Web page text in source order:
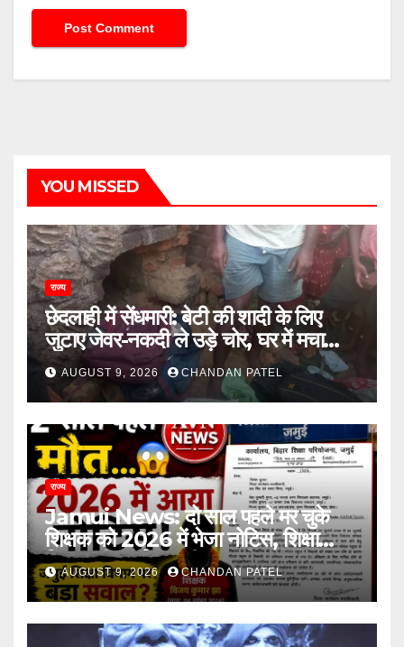
YOU MISSED
राज्य
छेदलाही में सेंधमारी: बेटी की शादी के लिए
जुटाए जेवर-नकदी ले उड़े चोर, घर में मचा
कोहराम
AUGUST 9, 2026 CHANDAN PATEL
राज्य
Jamui News: दो साल पहले मर चुके
शिक्षक को 2026 में भेजा नोटिस, शिक्षा
विभाग की कार्यप्रणाली पर गंभीर सवाल
AUGUST 9, 2026 CHANDAN PATEL